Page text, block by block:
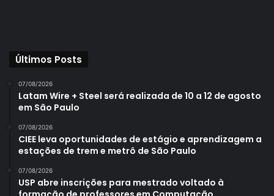
Últimos Posts
07/08/2026
Latam Wire + Steel será realizada de 10 a 12 de agosto
em São Paulo
07/08/2026
CIEE leva oportunidades de estágio e aprendizagem a
estações de trem e metrô de São Paulo
07/08/2026
USP abre inscrições para mestrado voltado à